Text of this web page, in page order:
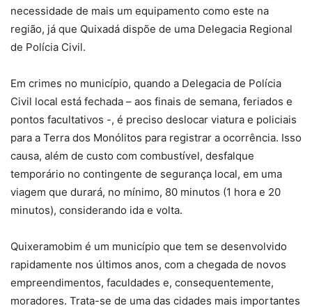
necessidade de mais um equipamento como este na
região, já que Quixadá dispõe de uma Delegacia Regional
de Polícia Civil.
Em crimes no município, quando a Delegacia de Polícia
Civil local está fechada – aos finais de semana, feriados e
pontos facultativos -, é preciso deslocar viatura e policiais
para a Terra dos Monólitos para registrar a ocorrência. Isso
causa, além de custo com combustível, desfalque
temporário no contingente de segurança local, em uma
viagem que durará, no mínimo, 80 minutos (1 hora e 20
minutos), considerando ida e volta.
Quixeramobim é um município que tem se desenvolvido
rapidamente nos últimos anos, com a chegada de novos
empreendimentos, faculdades e, consequentemente,
moradores. Trata-se de uma das cidades mais importantes